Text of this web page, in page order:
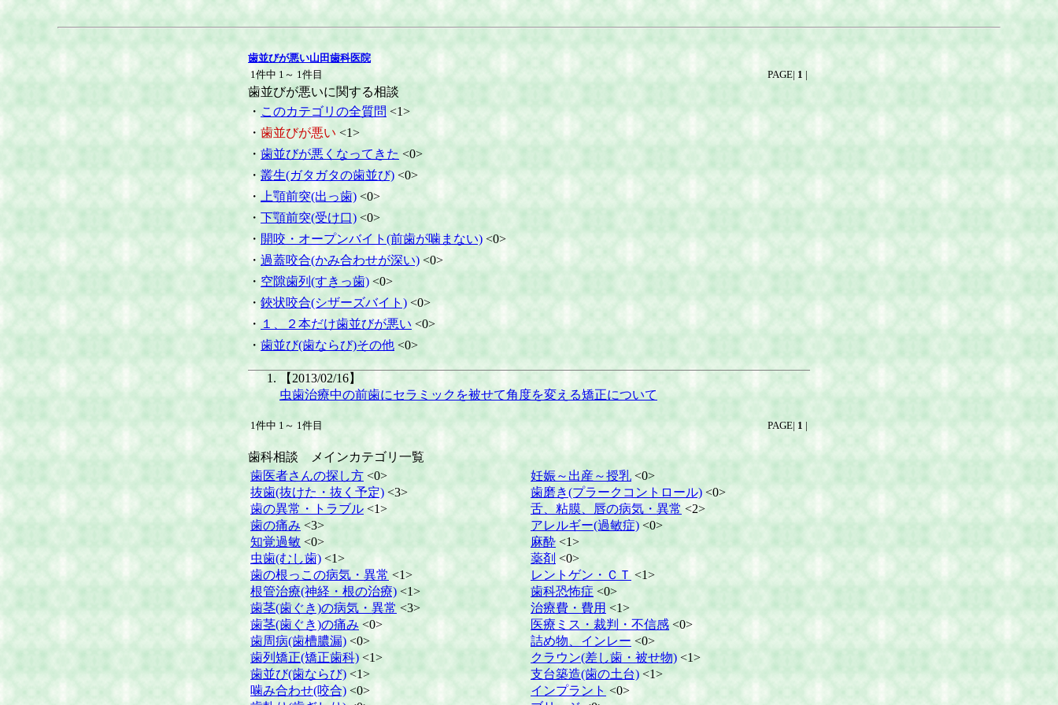
歯並びが悪い山田歯科医院
1件中 1～ 1件目
PAGE| 1 |
歯並びが悪いに関する相談
・ このカテゴリの全質問 <1>
・ 歯並びが悪い <1>
・ 歯並びが悪くなってきた <0>
・ 叢生(ガタガタの歯並び) <0>
・
上顎前突(出っ歯) <0>
・ 下顎前突(受け口) <0>
・ 開咬・オープンバイト(前歯が噛まない) <0>
・ 過蓋咬合(かみ合わせが深い) <0>
・ 空隙歯列(すきっ歯) <0>
・ 鋏状咬合(シザーズバイト) <0>
・ １、２本だけ歯並びが悪い <0>
・ 歯並び(歯ならび)その他 <0>
【2013/02/16】
虫歯治療中の前歯にセラミックを被せて角度を変える矯正について
1件中 1～ 1件目 PAGE| 1 |
歯科相談 メインカテゴリ一覧
歯医者さんの探し方 <0>
抜歯(抜けた・抜く予定) <3>
歯の異常・トラブル <1>
歯の痛み <3>
知覚過敏 <0>
虫歯(むし歯) <1>
歯の根っこの病気・異常 <1>
根管治療(神経・根の治療) <1>
歯茎(歯ぐき)の病気・異常 <3>
歯茎(歯ぐき)の痛み <0>
歯周病(歯槽膿漏) <0>
歯列矯正(矯正歯科) <1>
歯並び(歯ならび) <1>
噛み合わせ(咬合) <0>
妊娠～出産～授乳 <0>
歯磨き(プラークコントロール) <0>
舌、粘膜、唇の病気・異常 <2>
アレルギー(過敏症) <0>
麻酔 <1>
薬剤 <0>
レントゲン・ＣＴ <1>
歯科恐怖症 <0>
治療費・費用 <1>
医療ミス・裁判・不信感 <0>
詰め物、インレー <0>
クラウン(差し歯・被せ物) <1>
支台築造(歯の土台) <1>
インプラント <0>